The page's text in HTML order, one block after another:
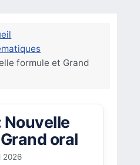
formule et Grand
Nouvelle
oral
2026